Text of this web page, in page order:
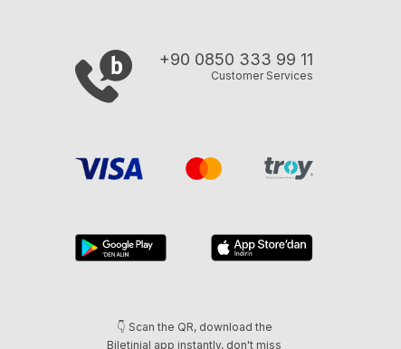
+90 0850 333 99 11
Customer Services
👇 Scan the QR, download the
Biletinial app instantly, don't miss